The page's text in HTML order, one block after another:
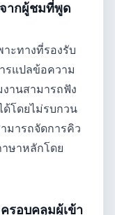
ากผู้ชมที่พูด
ะทางที่รองรับ
รแปลข้อความ
านสามารถฟัง
โดยไม่รบกวน
มารถจัดการคิว
ษาหลักโดย
รอบคลุมผู้เข้า